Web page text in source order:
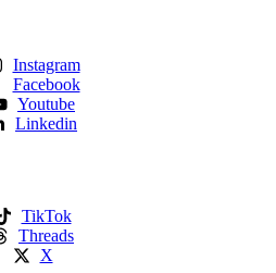
Instagram
Facebook
Youtube
Linkedin
TikTok
Threads
X